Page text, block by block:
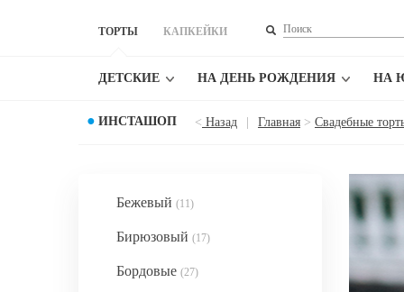
ТОРТЫ КАПКЕЙКИ
ДЕТСКИЕ НА ДЕНЬ РОЖДЕНИЯ НА
● ИНСТАШОП < Назад Главная > Свадебные
Бежевый (11)
Бирюзовый (17)
Бордовые (27)